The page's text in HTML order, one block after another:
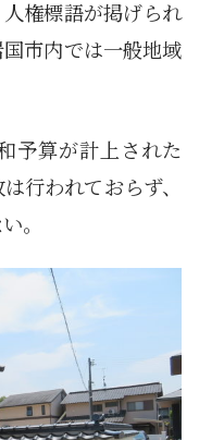
権標語が掲げられ
市内では一般地域
予算が計上された
行われておらず、
。